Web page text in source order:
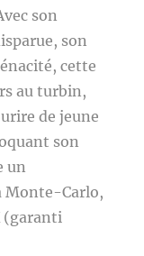
son
son
cette
au turbin,
de jeune
son
un
Monte-Carlo,
(garanti